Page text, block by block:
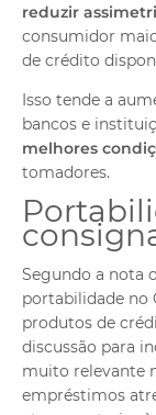
reduzir
consumidor
de crédito
Isso tende a
bancos e
melhores
tomadores.
Segundo a nota
portabilidade no
produtos de
discussão para
muito relevante
empréstimos